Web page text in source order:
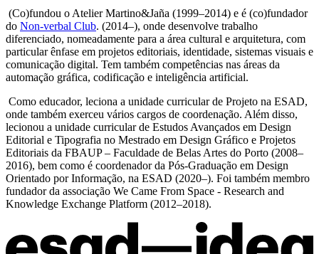
(Co)fundou o Atelier Martino&Jaña (1999–2014) e é (co)fundador
do Non-verbal Club. (2014–), onde desenvolve trabalho
diferenciado, nomeadamente para a área cultural e arquitetura, com
particular ênfase em projetos editoriais, identidade, sistemas visuais e
comunicação digital. Tem também competências nas áreas da
automação gráfica, codificação e inteligência artificial.
Como educador, leciona a unidade curricular de Projeto na ESAD,
onde também exerceu vários cargos de coordenação. Além disso,
lecionou a unidade curricular de Estudos Avançados em Design
Editorial e Tipografia no Mestrado em Design Gráfico e Projetos
Editoriais da FBAUP – Faculdade de Belas Artes do Porto (2008–
2016), bem como é coordenador da Pós-Graduação em Design
Orientado por Informação, na ESAD (2020–). Foi também membro
fundador da associação We Came From Space - Research and
Knowledge Exchange Platform (2012–2018).